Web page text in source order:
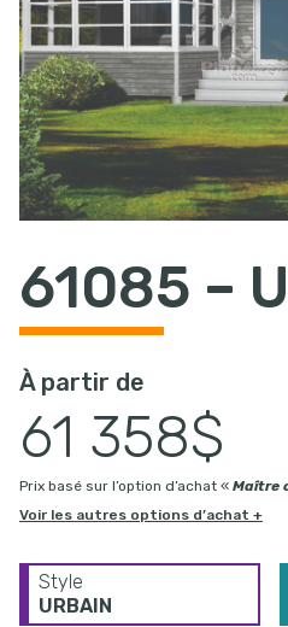
61085 –
À partir de
61 358$
Prix basé sur l’option d’achat « Maître
Voir les autres options d’achat +
Style
URBAIN